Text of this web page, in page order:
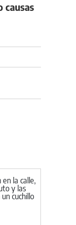
causas